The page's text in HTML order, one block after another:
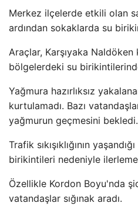
Merkez ilçelerde etkili olan
ardından sokaklarda su
Araçlar, Karşıyaka Naldöken
bölgelerdeki su
Yağmura hazırlıksız
kurtulamadı. Bazı
yağmurun geçmesini bekledi.
Trafik sıkışıklığının
birikintileri nedeniyle
Özellikle Kordon Boyu'nda
vatandaşlar sığınak aradı.